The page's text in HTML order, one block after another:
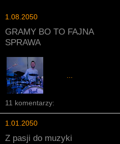
1.08.2050
GRAMY BO TO FAJNA
SPRAWA
11 komentarzy:
1.01.2050
Z pasji do muzyki